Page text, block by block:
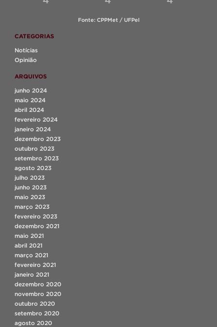
Fonte: CPPMet / UFPel
CATEGORIAS
Notícias
Opinião
ARQUIVOS
junho 2024
maio 2024
abril 2024
fevereiro 2024
janeiro 2024
dezembro 2023
outubro 2023
setembro 2023
agosto 2023
julho 2023
junho 2023
maio 2023
março 2023
fevereiro 2023
dezembro 2021
maio 2021
abril 2021
março 2021
fevereiro 2021
janeiro 2021
dezembro 2020
novembro 2020
outubro 2020
setembro 2020
agosto 2020